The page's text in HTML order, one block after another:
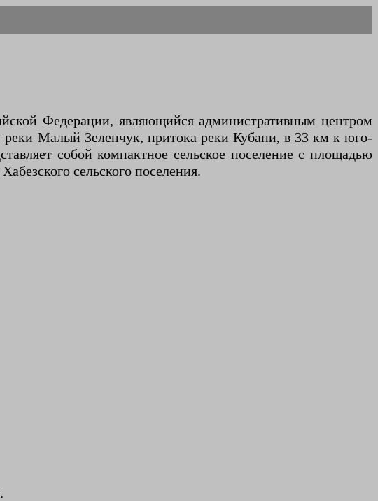
Федерации, являющийся административным центром
реки Малый Зеленчук, притока реки Кубани, в 33 км к юго-
собой компактное сельское поселение с площадью
сельского поселения.